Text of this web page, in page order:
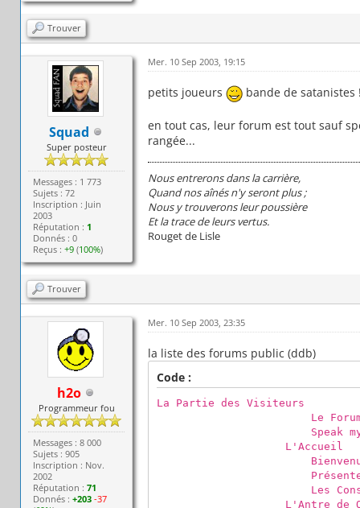
Trouver
Squad
Super posteur
Messages : 1 773
Sujets : 72
Inscription : Juin
2003
Réputation : 1
Donnés : 0
Reçus :+9 (100%)
Mer. 10 Sep 2003, 19:15
petits joueurs bande de satanistes
en tout cas, leur forum est tout sauf
rangée...
Nous entrerons dans la carrière,
Quand nos aînés n'y seront plus ;
Nous y trouverons leur poussière
Et la trace de leurs vertus.
Rouget de Lisle
Trouver
h2o
Programmeur fou
Messages : 8 000
Sujets : 905
Inscription : Nov.
2002
Réputation :71
Donnés :+203 -37
Mer. 10 Sep 2003, 23:35
la liste des forums public (ddb)
Code :
La Partie des Visiteurs
Le Forum Les
Speak my
L'Accueil
Présentez-
Les Conseils aux
L'Antre de Queen Of